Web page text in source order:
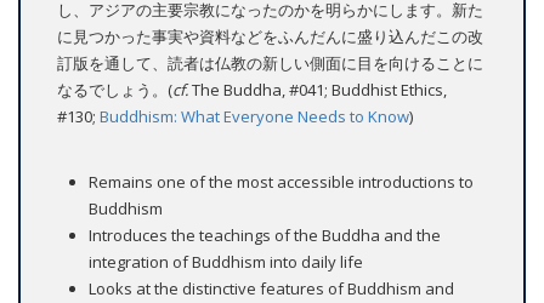
し、アジアの主要宗教になったのかを明らかにします。新た
に見つかった事実や資料などをふんだんに盛り込んだこの改
訂版を通して、読者は仏教の新しい側面に目を向けることに
なるでしょう。(cf.The Buddha, #041; Buddhist Ethics,
#130; Buddhism: What Everyone Needs to Know)
Remains one of the most accessible introductions to
Buddhism
Introduces the teachings of the Buddha and the
integration of Buddhism into daily life
Looks at the distinctive features of Buddhism and